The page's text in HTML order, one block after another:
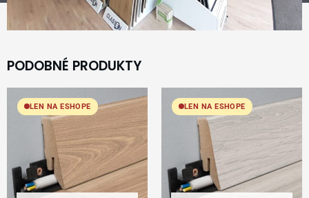
PODOBNÉ PRODUKTY
LEN NA ESHOPE LEN NA ESHOPE